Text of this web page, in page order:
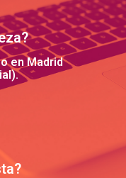
en Madrid